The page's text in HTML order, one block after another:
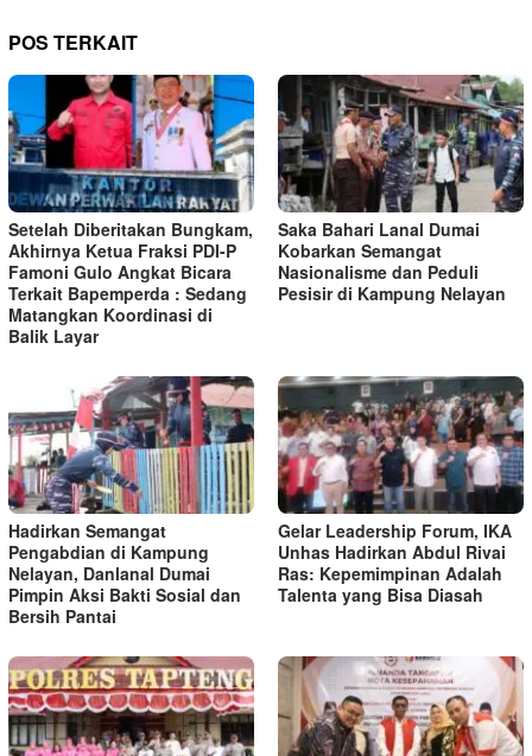
POS TERKAIT
Setelah Diberitakan Bungkam,
Akhirnya Ketua Fraksi PDI-P
Famoni Gulo Angkat Bicara
Terkait Bapemperda : Sedang
Matangkan Koordinasi di
Balik Layar
Saka Bahari Lanal Dumai
Kobarkan Semangat
Nasionalisme dan Peduli
Pesisir di Kampung Nelayan
Hadirkan Semangat
Pengabdian di Kampung
Nelayan, Danlanal Dumai
Pimpin Aksi Bakti Sosial dan
Bersih Pantai
Gelar Leadership Forum, IKA
Unhas Hadirkan Abdul Rivai
Ras: Kepemimpinan Adalah
Talenta yang Bisa Diasah